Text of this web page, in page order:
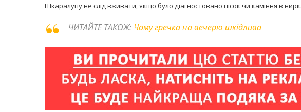
Шкаралупу не слід вживати, якщо було діагностовано пісок чи каміння в
ЧИТАЙТЕ ТАКОЖ: Чому гречка на вечерю шкідлива